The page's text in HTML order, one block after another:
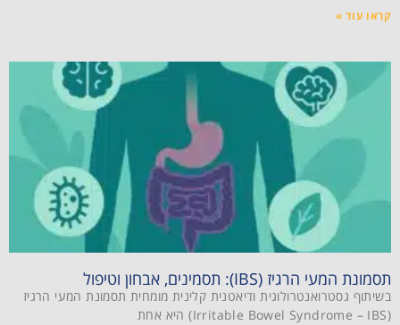
קראו עוד »
תסמונת המעי הרגיז (IBS): תסמינים, אבחון וטיפול
בשיתוף גסטרואנטרולוגית ודיאטנית קלינית מומחית תסמונת המעי הרגיז
(Irritable Bowel Syndrome – IBS) היא אחת